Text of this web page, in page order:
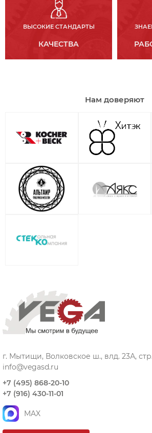
ВЫСОКИЕ СТАНДАРТЫ
КАЧЕСТВА
Нам доверяют
г. Мытищи, Волковское ш., влд. 23А,
info@vegasd.ru
+7 (495) 868-20-10
+7 (916) 430-11-01
MAX